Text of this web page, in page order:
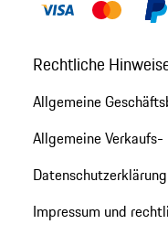
Rechtliche
Allgemeine
Allgemeine
Datenschutzerklärung
Impressum und